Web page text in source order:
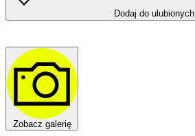
Dodaj do ulubionych
Zobacz galerię